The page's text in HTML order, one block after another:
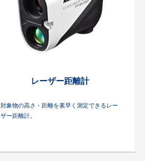
レーザー距離計
対象物の高さ・距離を素早く測定できるレー
ザー距離計。